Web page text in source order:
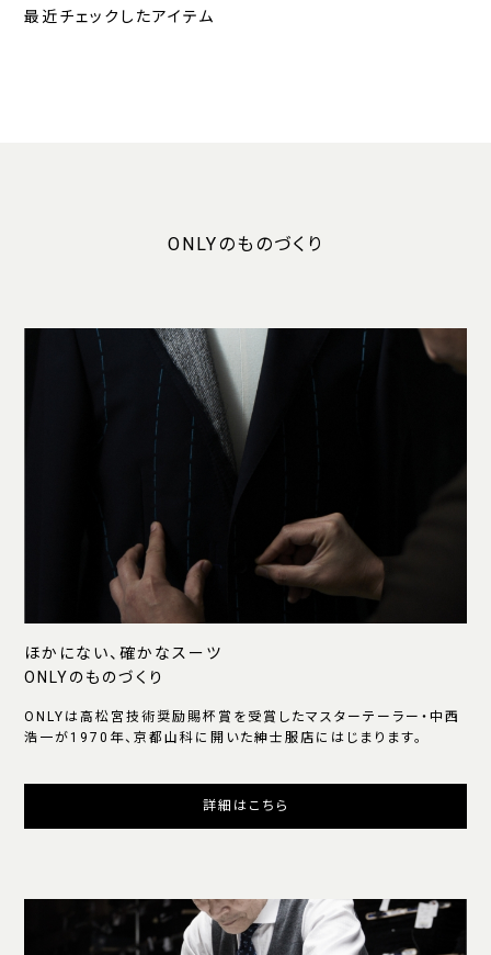
最近チェックしたアイテム
ONLYのものづくり
ほかにない、確かなスーツ
ONLYのものづくり
ONLYは高松宮技術奨励賜杯賞を受賞したマスターテーラー・中西
浩一が1970年、京都山科に開いた紳士服店にはじまります。
詳細はこちら